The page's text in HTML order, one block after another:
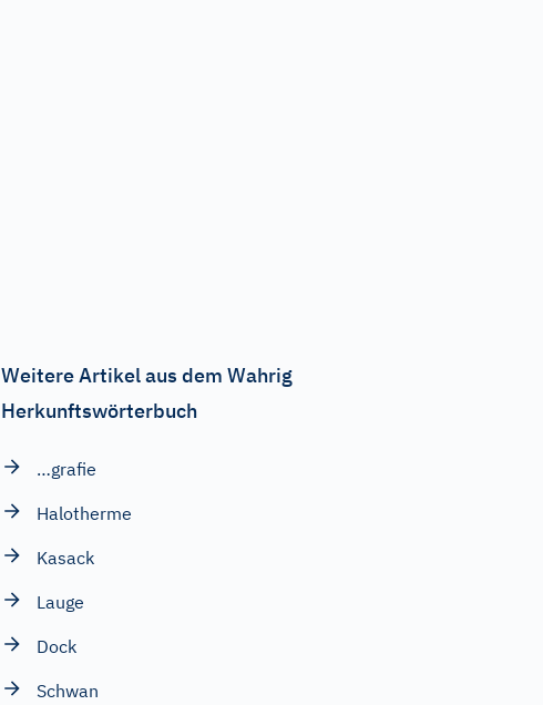
Weitere Artikel aus dem Wahrig
Herkunftswörterbuch
…grafie
Halotherme
Kasack
Lauge
Dock
Schwan